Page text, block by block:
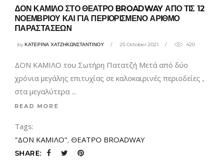
ΔΟΝ ΚΑΜΙΛΟ ΣΤΟ ΘΕΑΤΡΟ BROADWAY ΑΠΟ ΤΙΣ 12
ΝΟΕΜΒΡΙΟΥ ΚΑΙ ΓΙΑ ΠΕΡΙΟΡΙΣΜΕΝΟ ΑΡΙΘΜΟ
ΠΑΡΑΣΤΑΣΕΩΝ
byΚΑΤΕΡΙΝΑ ΧΑΤΖΗΚΩΝΣΤΑΝΤΙΝΟΥ 25 October 2021 420
ΔΟΝ ΚΑΜΙΛΟ του Σωτήρη Πατατζή Μετά από δύο
χρόνια μεγάλης επιτυχίας σε καλοκαιρινές περιοδείες ,
στα μεγαλύτερα
READ MORE
Tags:
"ΔΟΝ ΚΑΜΙΛΟ", ΘΕΑΤΡΟ BROADWAY
SHARE: